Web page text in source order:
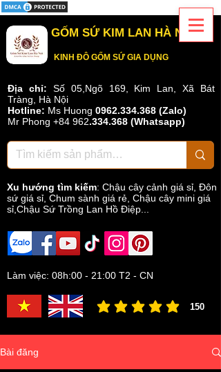
GỐM SỨ KIM LAN HÀ NỘI
KINH ĐÔ GỐM SỨ GIA DỤNG
Địa chỉ: Số 05,Ngõ 169, Kim Lan, Xã Bát
Tràng, Hà Nội
Hotline: Ms Huong 0962.334.368 (Zalo)
Mr Phong +84 962.334.368 (Whatsapp)
Xu hướng tìm kiếm: Chậu cây cảnh giá sỉ Đôn
sứ giá sỉ Chum sành giá rẻ Chậu cây mini giá
sỉ,Chậu Sứ Trồng Lan Hồ Điệp...
Làm việc: 08h:00 - 21:00 T2 - CN
150
đánh giá trung bình là 3 /5,
Bài đăng